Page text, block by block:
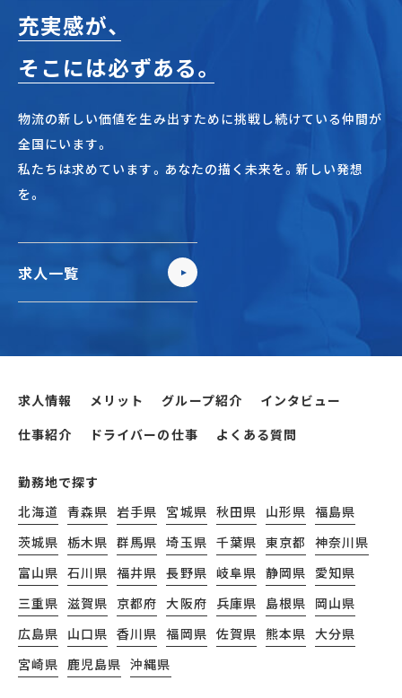
充実感が、
そこには必ずある。
物流の新しい価値を生み出すために挑戦し続けている仲間が
全国にいます。
私たちは求めています。あなたの描く未来を。新しい発想
を。
求人一覧
求人情報 メリット グループ紹介
インタビュー
仕事紹介
ドライバーの仕事 よくある質問
勤務地で探す
北海道 青森県 岩手県 宮城県 秋田県 山形県 福島県
茨城県 栃木県 群馬県 埼玉県 千葉県 東京都 神奈川県
富山県 石川県 福井県 長野県 岐阜県 静岡県 愛知県
三重県 滋賀県 京都府 大阪府 兵庫県 島根県 岡山県
広島県 山口県 香川県 福岡県 佐賀県 熊本県 大分県
宮崎県 鹿児島県 沖縄県